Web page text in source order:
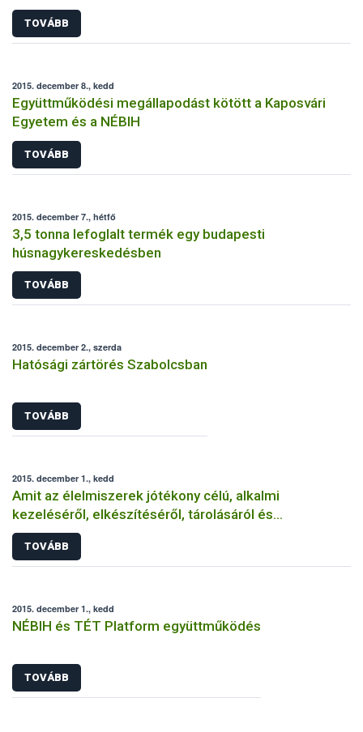
TOVÁBB
2015. december 8., kedd
Együttműködési megállapodást kötött a Kaposvári
Egyetem és a NÉBIH
TOVÁBB
2015. december 7., hétfő
3,5 tonna lefoglalt termék egy budapesti
húsnagykereskedésben
TOVÁBB
2015. december 2., szerda
Hatósági zártörés Szabolcsban
TOVÁBB
2015. december 1., kedd
Amit az élelmiszerek jótékony célú, alkalmi
kezeléséről, elkészítéséről, tárolásáról és
felszolgálásáról tudni érdemes
TOVÁBB
2015. december 1., kedd
NÉBIH és TÉT Platform együttműködés
TOVÁBB